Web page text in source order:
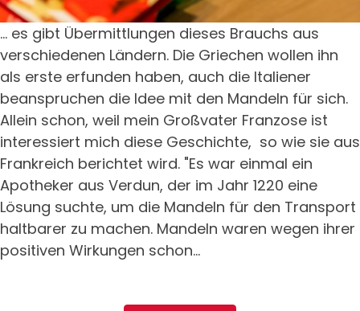
... es gibt Übermittlungen dieses Brauchs aus
verschiedenen Ländern. Die Griechen wollen ihn
als erste erfunden haben, auch die Italiener
beanspruchen die Idee mit den Mandeln für sich.
Allein schon, weil mein Großvater Franzose ist
interessiert mich diese Geschichte, so wie sie aus
Frankreich berichtet wird. "Es war einmal ein
Apotheker aus Verdun, der im Jahr 1220 eine
Lösung suchte, um die Mandeln für den Transport
haltbarer zu machen. Mandeln waren wegen ihrer
positiven Wirkungen schon...